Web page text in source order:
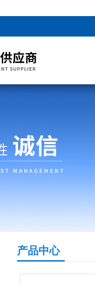
产品中心